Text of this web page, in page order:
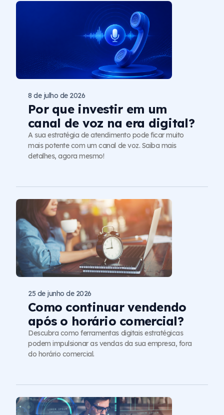
Por que investir em um
canal de voz na era digital?
8 de julho de 2026
A sua estratégia de atendimento pode ficar muito
mais potente com um canal de voz. Saiba mais
detalhes, agora mesmo!
Como continuar vendendo
após o horário comercial?
25 de junho de 2026
Descubra como ferramentas digitais estratégicas
podem impulsionar as vendas da sua empresa, fora
do horário comercial.